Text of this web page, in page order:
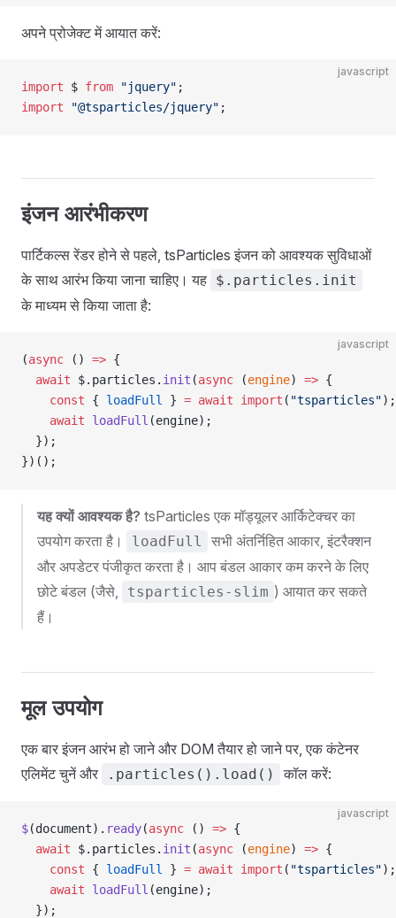
अपने प्रोजेक्ट में आयात करें:
javascript
import $ from "jquery" ;
import "@tsparticles/jquery" ;
इंजन आरंभीकरण
पार्टिकल्स रेंडर होने से पहले, tsParticles इंजन को आवश्यक सुविधाओं
के साथ आरंभ किया जाना चाहिए। यह $.particles.init
के माध्यम से किया जाता है:
javascript
(async () => {
  await
$.particles. init (async (engine) => {
    const
{ loadFull } = await import ( "tsparticles");
    await
loadFull (engine);
  });
})();
यह क्यों आवश्यक है? tsParticles एक मॉड्यूलर आर्किटेक्चर का
उपयोग करता है।
loadFull
सभी अंतर्निहित आकार, इंटरैक्शन
और अपडेटर पंजीकृत करता है। आप बंडल आकार कम करने के लिए
छोटे बंडल (जैसे,
tsparticles-slim ) आयात कर सकते
हैं।
मूल उपयोग
एक बार इंजन आरंभ हो जाने और DOM तैयार हो जाने पर, एक कंटेनर
एलिमेंट चुनें और
.particles().load() कॉल करें:
javascript
$(document). ready(async () => {
  await
$.particles. init (async (engine) => {
    const
{ loadFull } = await import ( "tsparticles");
    await
loadFull (engine);
  });